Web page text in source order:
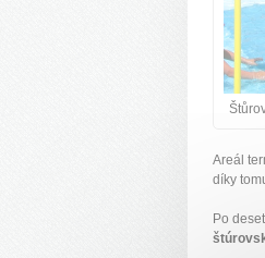
Areál
díky
Po